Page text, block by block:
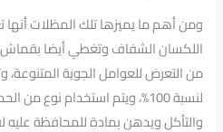
ومن أهم ما يميزها تلك المظلات
اللكسان الشفاف وتغطي أيضا بقماش
من التعرض للعوامل الجوية
لنسبة 100%، ويتم استخدام نوع
والتأكل ويدهن بمادة للمحافظة عليه